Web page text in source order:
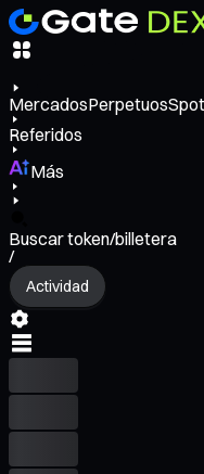
MercadosPerpetuosSpot
Referidos
Más
Buscar token/billetera
/
Actividad